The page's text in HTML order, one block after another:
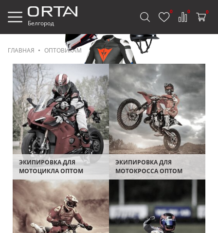
Белгород
0 0 0
ГЛАВНАЯ ОПТОВИКАМ
ЭКИПИРОВКА ДЛЯ
МОТОЦИКЛА ОПТОМ
ЭКИПИРОВКА ДЛЯ
МОТОКРОССА ОПТОМ